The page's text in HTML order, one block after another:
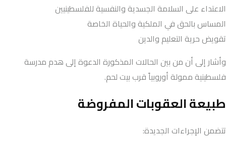
الاعتداء على السلامة الجسدية والنفسية للفلسطينيين
المساس بالحق في الملكية والحياة الخاصة
تقويض حرية التعليم والدين
وأشار إلى أن من بين الحالات المذكورة الدعوة إلى هدم مدرسة
فلسطينية ممولة أوروبياً قرب بيت لحم.
طبيعة العقوبات المفروضة
تتضمن الإجراءات الجديدة: